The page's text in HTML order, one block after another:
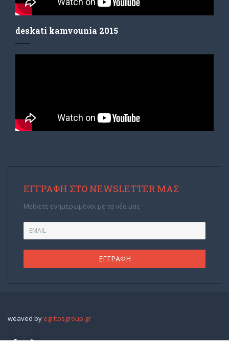
deskati kamvounia 2015
ΕΓΓΡΑΦΉ ΣΤΟ NEWSLETTER ΜΑΣ
Μείνετε ενημερωμένοι με τα νέα μας
weaved by egritosgroup.gr